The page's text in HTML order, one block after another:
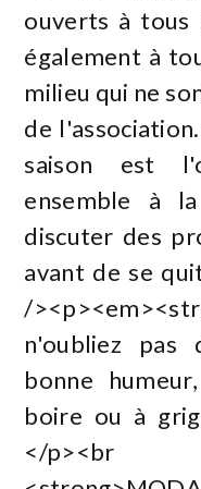
ouverts à tous
également à
milieu qui ne
de
saison est
ensemble à
discuter des
avant de se
/
n'oubliez pas
bonne
boire ou à
</